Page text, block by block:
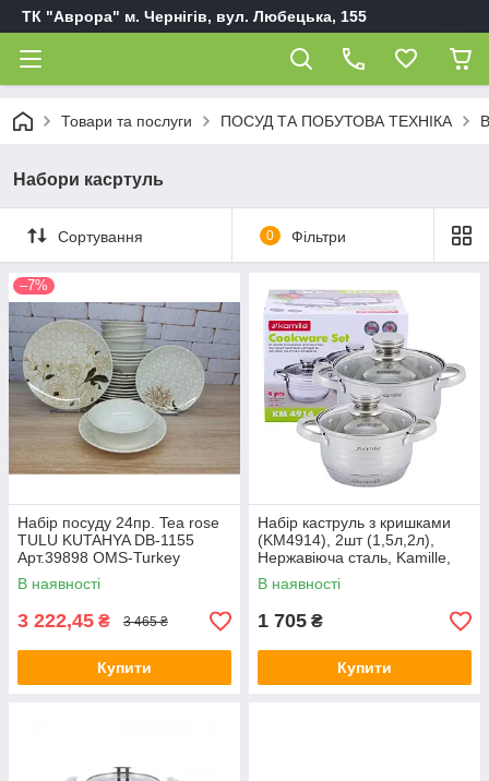
ТК "Аврора" м. Чернігів, вул. Любецька, 155
Товари та послуги ПОСУД ТА ПОБУТОВА ТЕХНІКА
Набори касртуль
Сортування 0 Фільтри
–7%
Набір посуду 24пр. Tea rose
TULU KUTAHYA DB-1155
Арт.39898 OMS-Turkey
В наявності
3 222,45 ₴ 3 465 ₴
Купити
Набір каструль з кришками
(KM4914), 2шт (1,5л,2л),
Нержавіюча сталь, Kamille,
Арт.44897
В наявності
1 705 ₴
Купити